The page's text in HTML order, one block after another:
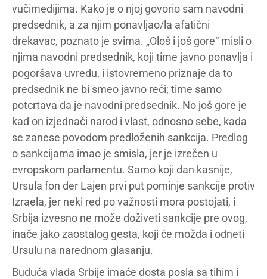
vučimedijima. Kako je o njoj govorio sam navodni
predsednik, a za njim ponavljao/la afatični
drekavac, poznato je svima. „Ološ i još gore“ misli o
njima navodni predsednik, koji time javno ponavlja i
pogoršava uvredu, i istovremeno priznaje da to
predsednik ne bi smeo javno reći; time samo
potcrtava da je navodni predsednik. No još gore je
kad on izjednači narod i vlast, odnosno sebe, kada
se zanese povodom predloženih sankcija. Predlog
o sankcijama imao je smisla, jer je izrečen u
evropskom parlamentu. Samo koji dan kasnije,
Ursula fon der Lajen prvi put pominje sankcije protiv
Izraela, jer neki red po važnosti mora postojati, i
Srbija izvesno ne može doživeti sankcije pre ovog,
inače jako zaostalog gesta, koji će možda i odneti
Ursulu na narednom glasanju.
Buduća vlada Srbije imaće dosta posla sa tihim i